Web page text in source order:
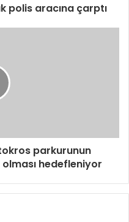
polis aracına çarptı
parkurunun
hedefleniyor